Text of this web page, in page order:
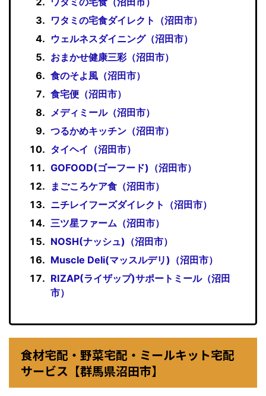
ワタミの宅食ダイレクト（沼田市）
ウェルネスダイニング（沼田市）
おまかせ健康三彩（沼田市）
食のそよ風（沼田市）
食宅便（沼田市）
メディミール（沼田市）
つるかめキッチン（沼田市）
タイヘイ（沼田市）
GOFOOD(ゴーフード)（沼田市）
まごころケア食（沼田市）
ニチレイフーズダイレクト（沼田市）
三ツ星ファーム（沼田市）
NOSH(ナッシュ)（沼田市）
Muscle Deli(マッスルデリ)（沼田市）
RIZAP(ライザップ)サポートミール（沼田
市）
食材宅配・野菜宅配・ミールキット宅配
サービス【群馬県沼田市】